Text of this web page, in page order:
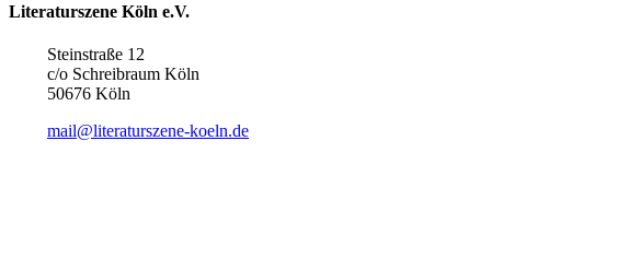
Literaturszene Köln e.V.
Steinstraße 12
c/o Schreibraum Köln
50676 Köln
mail@literaturszene-koeln.de